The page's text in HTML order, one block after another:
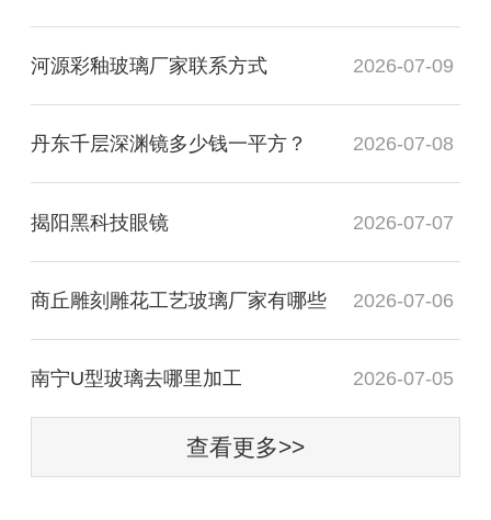
河源彩釉玻璃厂家联系方式 2026-07-09
丹东千层深渊镜多少钱一平方？ 2026-07-08
揭阳黑科技眼镜 2026-07-07
商丘雕刻雕花工艺玻璃厂家有哪些 2026-07-06
南宁U型玻璃去哪里加工 2026-07-05
查看更多>>